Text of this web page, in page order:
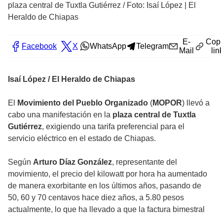
plaza central de Tuxtla Gutiérrez / Foto: Isaí López | El
Heraldo de Chiapas
Facebook X WhatsApp Telegram
E-
Mail
Isaí López / El Heraldo de Chiapas
El Movimiento del Pueblo Organizado (MOPOR) llevó a
cabo una manifestación en la plaza central de Tuxtla
Gutiérrez, exigiendo una tarifa preferencial para el
servicio eléctrico en el estado de Chiapas.
Según Arturo Díaz González, representante del
movimiento, el precio del kilowatt por hora ha aumentado
de manera exorbitante en los últimos años, pasando de
50, 60 y 70 centavos hace diez años, a 5.80 pesos
actualmente, lo que ha llevado a que la factura bimestral